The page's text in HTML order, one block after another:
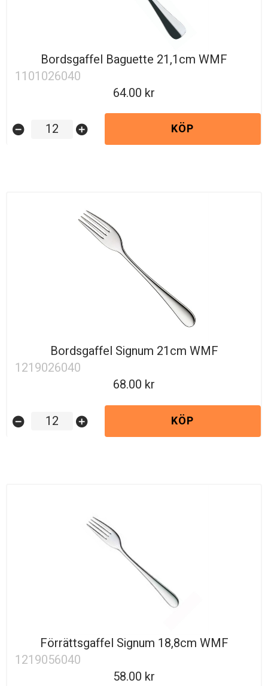
Bordsgaffel Baguette 21,1cm WMF
1101026040
64.00
remove_circle add_circle KÖP
Bordsgaffel Signum 21cm WMF
1219026040
68.00
remove_circle add_circle KÖP
Förrättsgaffel Signum 18,8cm WMF
1219056040
58.00